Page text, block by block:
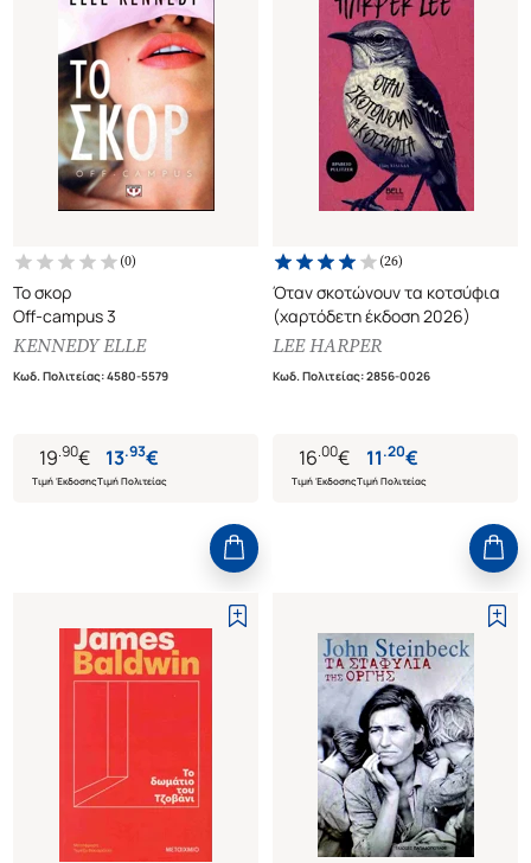
(0)
Το σκορ
Off-campus 3
KENNEDY ELLE
Κωδ. Πολιτείας:4580-5579
19.90€
Τιμή Έκδοσης
13.93€
Τιμή Πολιτείας
(26)
Όταν σκοτώνουν τα κοτσύφια
(χαρτόδετη έκδοση 2026)
LEE HARPER
Κωδ. Πολιτείας:2856-0026
16.00€
Τιμή Έκδοσης
11.20€
Τιμή Πολιτείας